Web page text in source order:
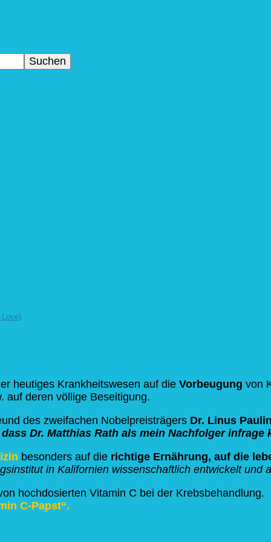
heutiges Krankheitswesen auf die Vorbeugung von
auf deren völlige Beseitigung.
des zweifachen Nobelpreisträgers Dr. Linus
Dr. Matthias Rath als mein Nachfolger infrage
besonders auf die richtige Ernährung, auf die
in Kalifornien wissenschaftlich entwickelt und
hochdosierten Vitamin C bei der
C-Papst“.